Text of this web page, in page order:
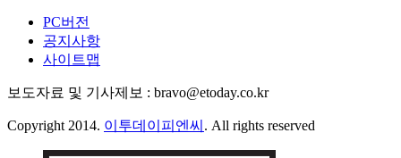
PC버전
공지사항
사이트맵
보도자료 및 기사제보 : bravo@etoday.co.kr
Copyright 2014. 이투데이피엔씨 . All rights reserved